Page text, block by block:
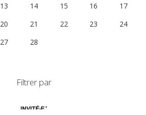
13 14 15 16
17
20 21 22 23
24
27 28
Filtrer par